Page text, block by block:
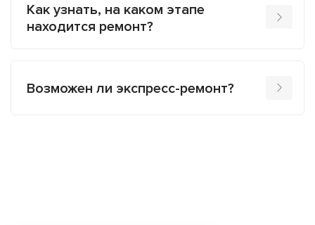
Как узнать, на каком этапе
находится ремонт?
Возможен ли экспресс-ремонт?